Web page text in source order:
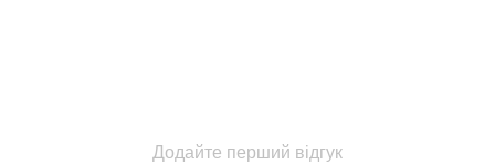
Додайте перший відгук